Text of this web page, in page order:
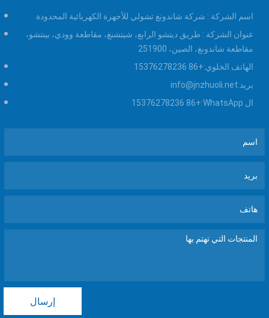
اسم الشركة : شركة شاندونغ تشولي للأجهزة الكهربائية المحدودة
عنوان الشركة : طريق ديتشو الرابع، شيتشنغ، مقاطعة وودي، بينتشو،
مقاطعة شاندونغ، الصين، 251900
الهاتف الخلوي:+86 15376278236
بريد:info@jnzhuoli.net
ال WhatsApp:
+86 15376278236
إرسال